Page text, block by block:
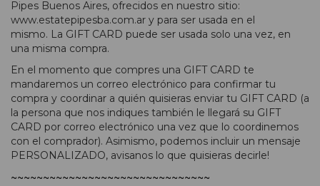
Pipes Buenos Aires, ofrecidos en nuestro sitio:
www.estatepipesba.com.ar y para ser usada en el
mismo. La GIFT CARD puede ser usada solo una vez, en
una misma compra.
En el momento que compres una GIFT CARD te
mandaremos un correo electrónico para confirmar tu
compra y coordinar a quién quisieras enviar tu GIFT CARD (a
la persona que nos indiques también le llegará su GIFT
CARD por correo electrónico una vez que lo coordinemos
con el comprador). Asimismo, podemos incluir un mensaje
PERSONALIZADO, avisanos lo que quisieras decirle!
~~~~~~~~~~~~~~~~~~~~~~~~~~~~~~~